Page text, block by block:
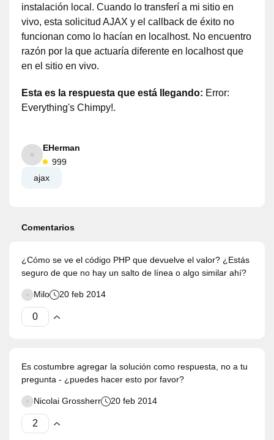
instalación local. Cuando lo transferí a mi sitio en
vivo, esta solicitud AJAX y el callback de éxito no
funcionan como lo hacían en localhost. No encuentro
razón por la que actuaría diferente en localhost que
en el sitio en vivo.
Esta es la respuesta que está llegando: Error:
Everything's Chimpy!.
EHerman
999
ajax
Comentarios
¿Cómo se ve el código PHP que devuelve el valor? ¿Estás
seguro de que no hay un salto de línea o algo similar ahí?
Milo 20 feb 2014
Es costumbre agregar la solución como respuesta, no a tu
pregunta - ¿puedes hacer esto por favor?
Nicolai Grossherr 20 feb 2014